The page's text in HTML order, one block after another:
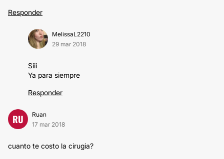
Responder
MelissaL2210
29 mar 2018
Siii
Ya para siempre
Responder
RU
Ruan
17 mar 2018
cuanto te costo la cirugia?